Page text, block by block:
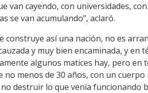
van cayendo, con universidades,
se van acumulando”, aclaró.
construye así una nación, no es
y muy bien encaminada, y
algunos matices hay, pero
no menos de 30 años, con un
destruir lo que venía funcionando